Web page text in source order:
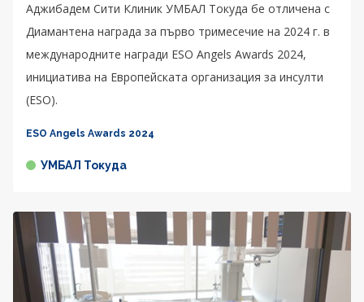
Аджибадем Сити Клиник УМБАЛ Токуда бе отличена с
Диамантена награда за първо тримесечие на 2024 г. в
международните награди ESO Angels Awards 2024,
инициатива на Европейската организация за инсулти
(ESO).
ESO Angels Awards 2024
УМБАЛ Токуда